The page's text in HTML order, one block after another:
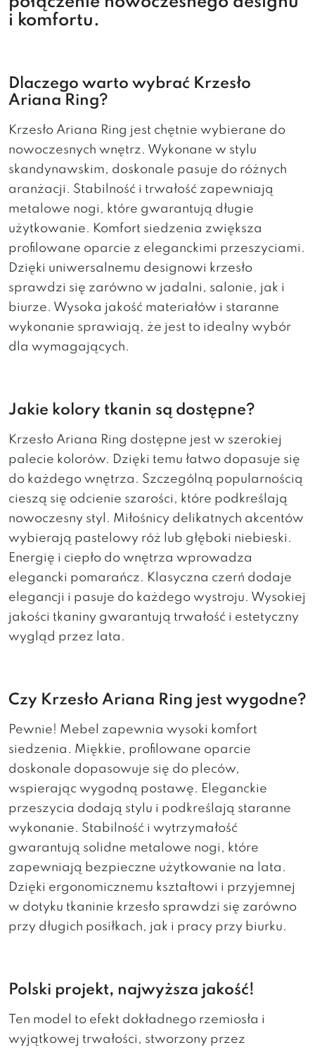
i komfortu.
Dlaczego warto wybrać Krzesło
Ariana Ring?
Krzesło Ariana Ring jest chętnie wybierane do
nowoczesnych wnętrz. Wykonane w stylu
skandynawskim, doskonale pasuje do różnych
aranżacji. Stabilność i trwałość zapewniają
metalowe nogi, które gwarantują długie
użytkowanie. Komfort siedzenia zwiększa
profilowane oparcie z eleganckimi przeszyciami.
Dzięki uniwersalnemu designowi krzesło
sprawdzi się zarówno w jadalni, salonie, jak i
biurze. Wysoka jakość materiałów i staranne
wykonanie sprawiają, że jest to idealny wybór
dla wymagających.
Jakie kolory tkanin są dostępne?
Krzesło Ariana Ring dostępne jest w szerokiej
palecie kolorów. Dzięki temu łatwo dopasuje się
do każdego wnętrza. Szczególną popularnością
cieszą się odcienie szarości, które podkreślają
nowoczesny styl. Miłośnicy delikatnych akcentów
wybierają pastelowy róż lub głęboki niebieski.
Energię i ciepło do wnętrza wprowadza
elegancki pomarańcz. Klasyczna czerń dodaje
elegancji i pasuje do każdego wystroju. Wysokiej
jakości tkaniny gwarantują trwałość i estetyczny
wygląd przez lata.
Czy Krzesło Ariana Ring jest wygodne?
Pewnie! Mebel zapewnia wysoki komfort
siedzenia. Miękkie, profilowane oparcie
doskonale dopasowuje się do pleców,
wspierając wygodną postawę. Eleganckie
przeszycia dodają stylu i podkreślają staranne
wykonanie. Stabilność i wytrzymałość
gwarantują solidne metalowe nogi, które
zapewniają bezpieczne użytkowanie na lata.
Dzięki ergonomicznemu kształtowi i przyjemnej
w dotyku tkaninie krzesło sprawdzi się zarówno
przy długich posiłkach, jak i pracy przy biurku.
Polski projekt, najwyższa jakość!
Ten model to efekt dokładnego rzemiosła i
wyjątkowej trwałości, stworzony przez